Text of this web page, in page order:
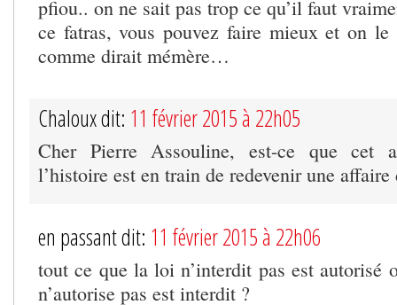
pfiou.. on ne sait pas trop ce qu’il faut
ce fatras, vous pouvez faire mieux et on
comme dirait mémère…
Chaloux dit: 11 février 2015 à 22h05
Cher Pierre Assouline, est-ce que cet
l’histoire est en train de redevenir une affaire
en passant dit: 11 février 2015 à 22h06
tout ce que la loi n’interdit pas est autorisé
n’autorise pas est interdit ?